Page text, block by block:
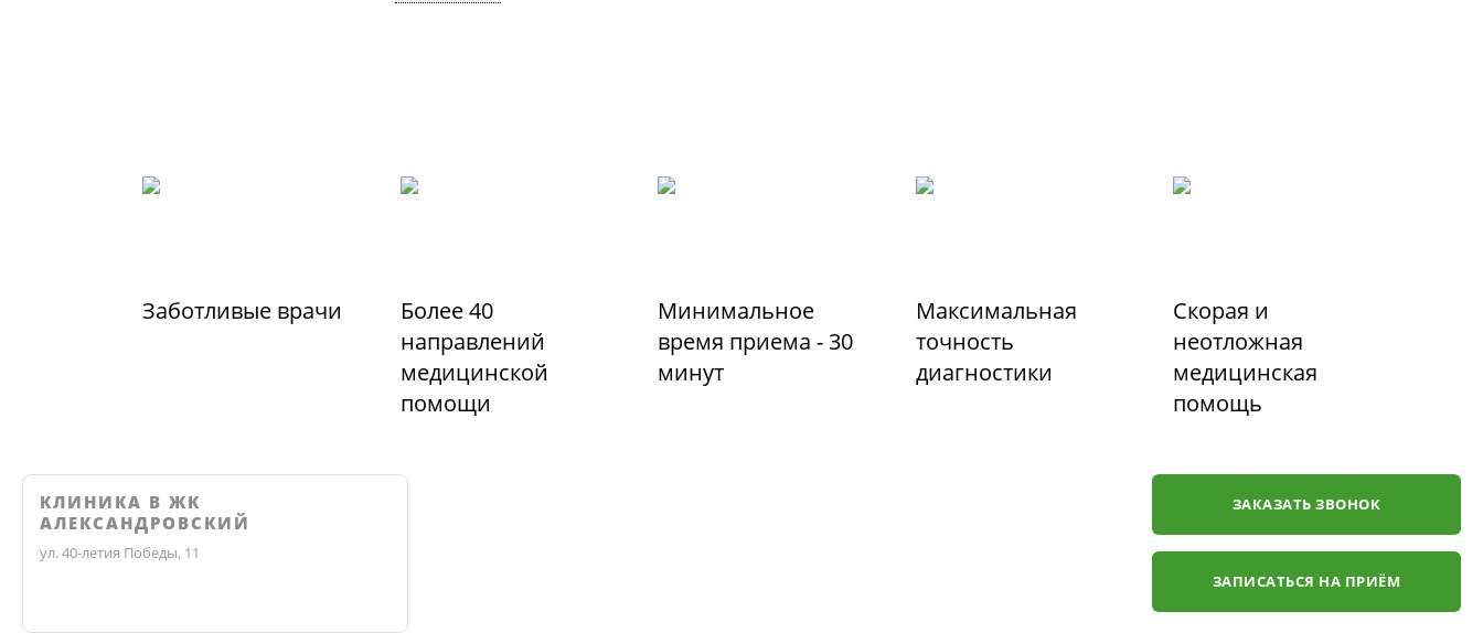
Заботливые врачи
Более 40
направлений
медицинской
помощи
Минимальное
время приема - 30
минут
Максимальная
точность
диагностики
Скорая и
неотложная
медицинская
помощь
ЗАКАЗАТЬ ЗВОНОК
КЛИНИКА В ЖК
АЛЕКСАНДРОВСКИЙ
ул. 40-летия Победы, 11
ЗАПИСАТЬСЯ НА ПРИЁМ